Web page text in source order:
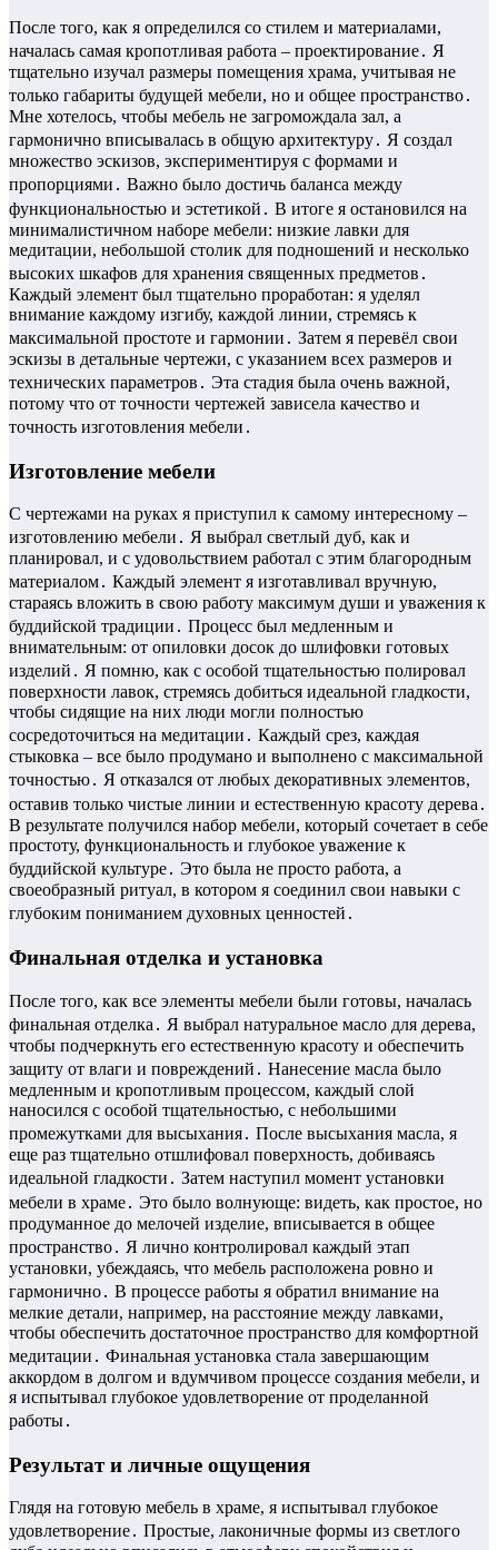
После того, как я определился со стилем и материалами,
началась самая кропотливая работа – проектирование․ Я
тщательно изучал размеры помещения храма, учитывая не
только габариты будущей мебели, но и общее пространство․
Мне хотелось, чтобы мебель не загромождала зал, а
гармонично вписывалась в общую архитектуру․ Я создал
множество эскизов, экспериментируя с формами и
пропорциями․ Важно было достичь баланса между
функциональностью и эстетикой․ В итоге я остановился на
минималистичном наборе мебели: низкие лавки для
медитации, небольшой столик для подношений и несколько
высоких шкафов для хранения священных предметов․
Каждый элемент был тщательно проработан: я уделял
внимание каждому изгибу, каждой линии, стремясь к
максимальной простоте и гармонии․ Затем я перевёл свои
эскизы в детальные чертежи, с указанием всех размеров и
технических параметров․ Эта стадия была очень важной,
потому что от точности чертежей зависела качество и
точность изготовления мебели․
Изготовление мебели
С чертежами на руках я приступил к самому интересному –
изготовлению мебели․ Я выбрал светлый дуб, как и
планировал, и с удовольствием работал с этим благородным
материалом․ Каждый элемент я изготавливал вручную,
стараясь вложить в свою работу максимум души и уважения к
буддийской традиции․ Процесс был медленным и
внимательным: от опиловки досок до шлифовки готовых
изделий․ Я помню, как с особой тщательностью полировал
поверхности лавок, стремясь добиться идеальной гладкости,
чтобы сидящие на них люди могли полностью
сосредоточиться на медитации․ Каждый срез, каждая
стыковка – все было продумано и выполнено с максимальной
точностью․ Я отказался от любых декоративных элементов,
оставив только чистые линии и естественную красоту дерева․
В результате получился набор мебели, который сочетает в себе
простоту, функциональность и глубокое уважение к
буддийской культуре․ Это была не просто работа, а
своеобразный ритуал, в котором я соединил свои навыки с
глубоким пониманием духовных ценностей․
Финальная отделка и установка
После того, как все элементы мебели были готовы, началась
финальная отделка․ Я выбрал натуральное масло для дерева,
чтобы подчеркнуть его естественную красоту и обеспечить
защиту от влаги и повреждений․ Нанесение масла было
медленным и кропотливым процессом, каждый слой
наносился с особой тщательностью, с небольшими
промежутками для высыхания․ После высыхания масла, я
еще раз тщательно отшлифовал поверхность, добиваясь
идеальной гладкости․ Затем наступил момент установки
мебели в храме․ Это было волнующе: видеть, как простое, но
продуманное до мелочей изделие, вписывается в общее
пространство․ Я лично контролировал каждый этап
установки, убеждаясь, что мебель расположена ровно и
гармонично․ В процессе работы я обратил внимание на
мелкие детали, например, на расстояние между лавками,
чтобы обеспечить достаточное пространство для комфортной
медитации․ Финальная установка стала завершающим
аккордом в долгом и вдумчивом процессе создания мебели, и
я испытывал глубокое удовлетворение от проделанной
работы․
Результат и личные ощущения
Глядя на готовую мебель в храме, я испытывал глубокое
удовлетворение․ Простые, лаконичные формы из светлого